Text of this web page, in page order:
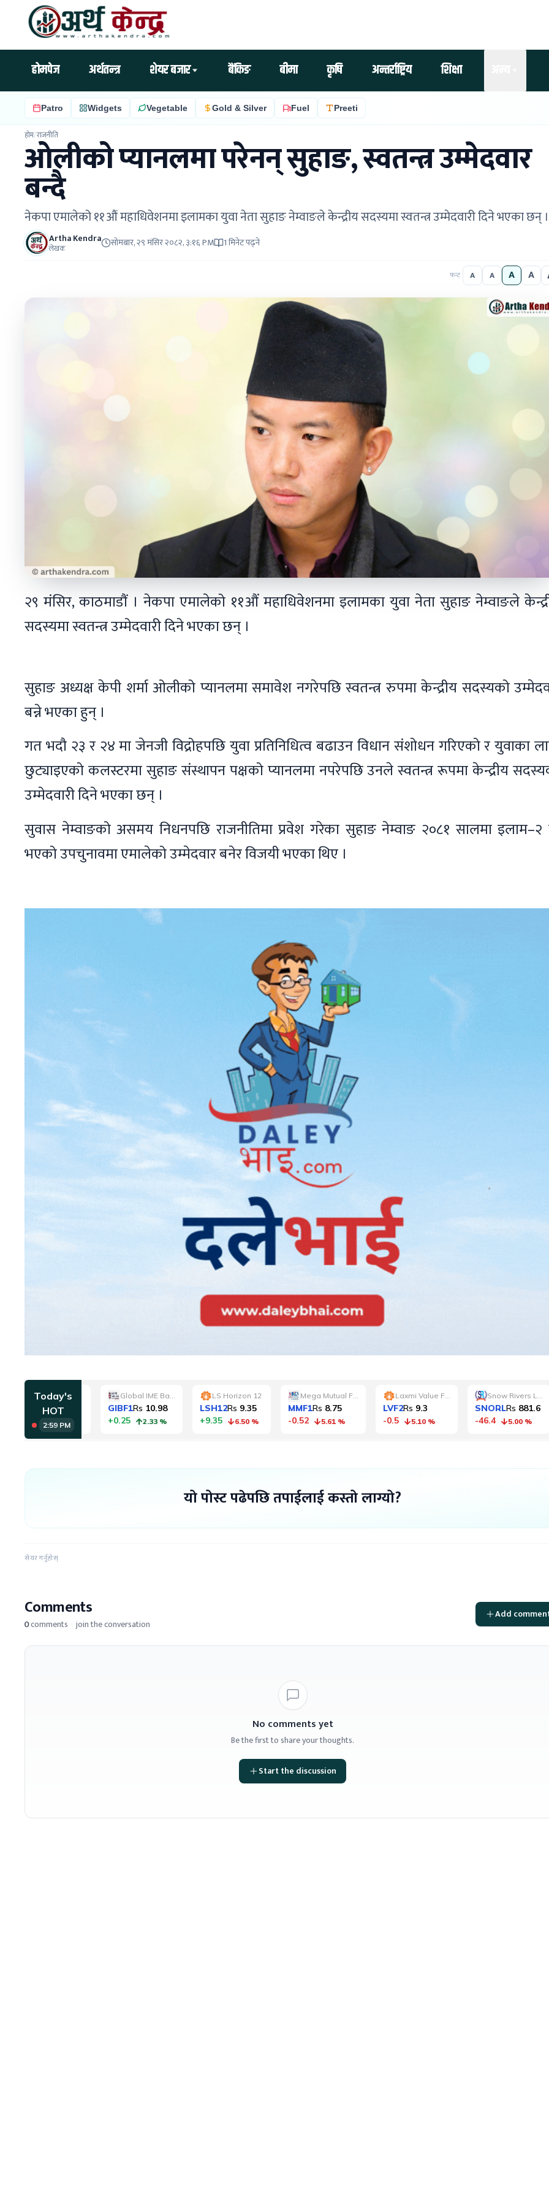
होमपेज अर्थतन्त्र शेयर बजार बैंकिङ बीमा कृषि अन्तर्राष्ट्रिय शिक्षा
Patro Widgets Vegetable Gold & Silver Fuel Preeti
होम/राजनीति
ओलीको प्यानलमा परेनन् सुहाङ, स्वतन्त्र उम्मेदवार
बन्दै
नेकपा एमालेको ११औं महाधिवेशनमा इलामका युवा नेता सुहाङ नेम्वाङले केन्द्रीय सदस्यमा स्वतन्त्र उम्मेदवारी दिने भएका छन् ।
Artha Kendra
लेखक सोमबार, २९ मंसिर २०८२, ३:१६ PM 1 मिनेट पढ्ने
फन्ट A A A A
२९ मंसिर, काठमाडौं । नेकपा एमालेको ११औं महाधिवेशनमा इलामका युवा नेता सुहाङ नेम्वाङले
सदस्यमा स्वतन्त्र उम्मेदवारी दिने भएका छन् ।
सुहाङ अध्यक्ष केपी शर्मा ओलीको प्यानलमा समावेश नगरेपछि स्वतन्त्र रुपमा केन्द्रीय सदस्यको
बन्ने भएका हुन् ।
गत भदौ २३ र २४ मा जेनजी विद्रोहपछि युवा प्रतिनिधित्व बढाउन विधान संशोधन गरिएको र युवाका
छुट्याइएको कलस्टरमा सुहाङ संस्थापन पक्षको प्यानलमा नपरेपछि उनले स्वतन्त्र रूपमा केन्द्रीय
उम्मेदवारी दिने भएका छन् ।
सुवास नेम्वाङको असमय निधनपछि राजनीतिमा प्रवेश गरेका सुहाङ नेम्वाङ २०८१ सालमा इलाम–२
भएको उपचुनावमा एमालेको उम्मेदवार बनेर विजयी भएका थिए ।
यो पोस्ट पढेपछि तपाईलाई कस्तो लाग्यो?
सेयर गर्नुहोस्
Comments
0comments · join the conversation
Add
No comments yet
Be the first to share your thoughts.
Start the discussion